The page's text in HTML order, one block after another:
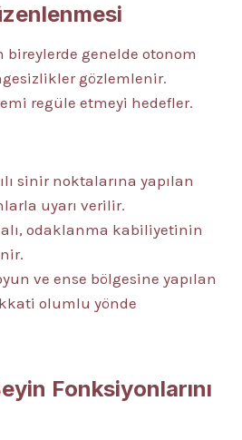
genelde otonom
gözlemlenir.
regüle etmeyi hedefler.
sinir noktalarına yapılan
uyarı verilir.
odaklanma kabiliyetinin
ve ense bölgesine yapılan
olumlu yönde
Fonksiyonlarını